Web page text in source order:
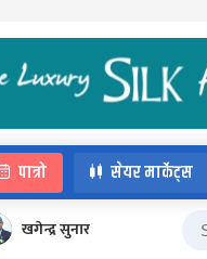
पात्रो सेयर मार्केट्स
खगेन्द्र सुनार